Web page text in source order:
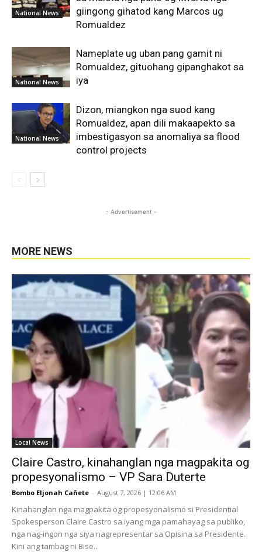
National News
giingong gihatod kang Marcos ug
Romualdez
National News
Nameplate ug uban pang gamit ni
Romualdez, gituohang gipanghakot sa
iya
National News
Dizon, miangkon nga suod kang
Romualdez, apan dili makaapekto sa
imbestigasyon sa anomaliya sa flood
control projects
- Advertisement -
MORE NEWS
Local News
Claire Castro, kinahanglan nga magpakita og
propesyonalismo – VP Sara Duterte
Bombo Eljonah Cañete - August 7, 2026 | 12:06 AM
Kinahanglan nga magpakita og propesyonalismo si Presidential
Spokesperson Claire Castro sa iyang mga pamahayag sa publiko,
nga nag-ingon nga siya nagrepresentar sa Opisina sa Presidente.
Kini ang tambag ni Bise...